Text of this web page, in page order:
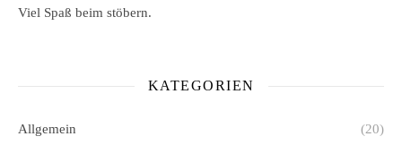
Viel Spaß beim stöbern.
KATEGORIEN
Allgemein (20)